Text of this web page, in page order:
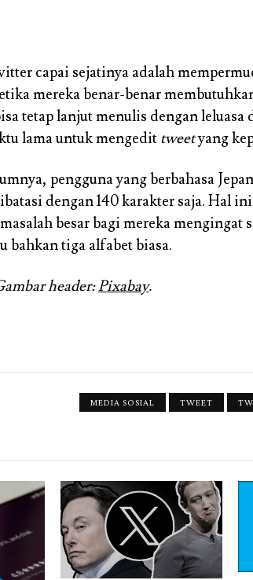
capai sejatinya adalah
mereka benar-benar
tetap lanjut menulis dengan leluasa
lama untuk mengedit tweetyang
pengguna yang berbahasa
dengan 140 karakter saja. Hal
besar bagi mereka mengingat
bahkan tiga alfabet biasa.
header:Pixabay.
MEDIA SOSIAL TWEET